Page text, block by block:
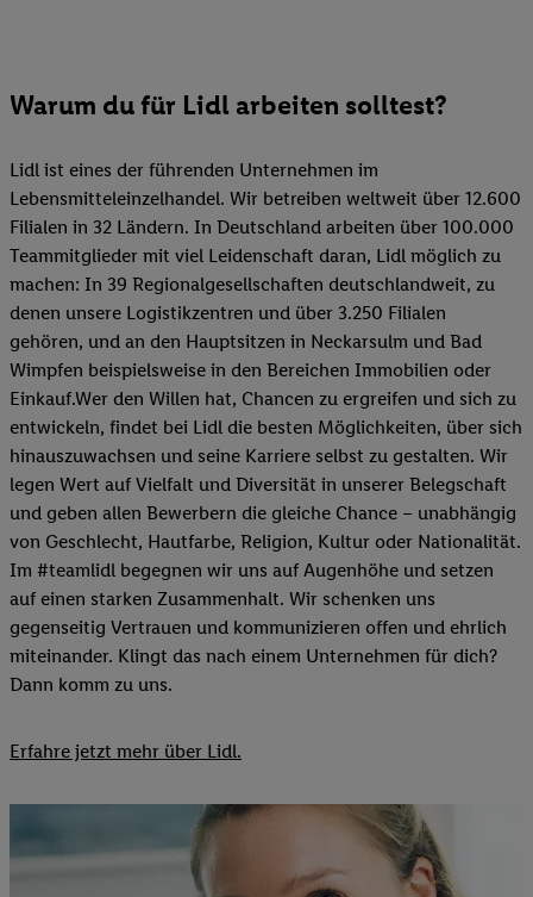
Warum du für Lidl arbeiten solltest?
Lidl ist eines der führenden Unternehmen im
Lebensmitteleinzelhandel. Wir betreiben weltweit über 12.600
Filialen in 32 Ländern. In Deutschland arbeiten über 100.000
Teammitglieder mit viel Leidenschaft daran, Lidl möglich zu
machen: In 39 Regionalgesellschaften deutschlandweit, zu
denen unsere Logistikzentren und über 3.250 Filialen
gehören, und an den Hauptsitzen in Neckarsulm und Bad
Wimpfen beispielsweise in den Bereichen Immobilien oder
Einkauf.Wer den Willen hat, Chancen zu ergreifen und sich zu
entwickeln, findet bei Lidl die besten Möglichkeiten, über sich
hinauszuwachsen und seine Karriere selbst zu gestalten. Wir
legen Wert auf Vielfalt und Diversität in unserer Belegschaft
und geben allen Bewerbern die gleiche Chance – unabhängig
von Geschlecht, Hautfarbe, Religion, Kultur oder Nationalität.
Im #teamlidl begegnen wir uns auf Augenhöhe und setzen
auf einen starken Zusammenhalt. Wir schenken uns
gegenseitig Vertrauen und kommunizieren offen und ehrlich
miteinander. Klingt das nach einem Unternehmen für dich?
Dann komm zu uns.​
Erfahre jetzt mehr über Lidl.